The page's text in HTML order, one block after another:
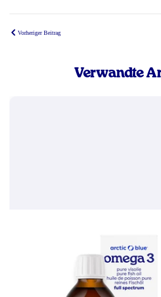
Vorheriger Beitrag
Verwandte